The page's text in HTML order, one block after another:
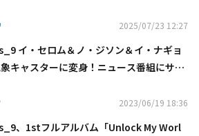
2025/07/23 12:27
イ・セロム＆ノ・ジソン＆イ・ナギョ
キャスターに変身！ニュース番組にサプ
2023/06/19 18:36
、1stフルアルバム「Unlock My Worl